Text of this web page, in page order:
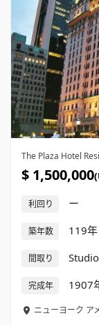
The Plaza Hotel
$ 1,500,000
利回り ー
築年数 119年
間取り Studio
完成年 1907
ニューヨーク ア